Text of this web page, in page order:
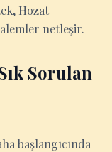
Hozat
netleşir.
Sorulan
başlangıcında